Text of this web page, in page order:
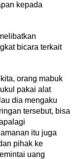
kepada
bicara terkait
orang mabuk
pakai alat
dia mengaku
tersebut, bisa
itu juga
pihak ke
uang